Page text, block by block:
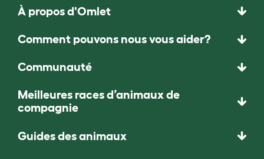
À propos d'Omlet
Comment pouvons nous vous aider?
Communauté
Meilleures races d’animaux de
compagnie
Guides des animaux